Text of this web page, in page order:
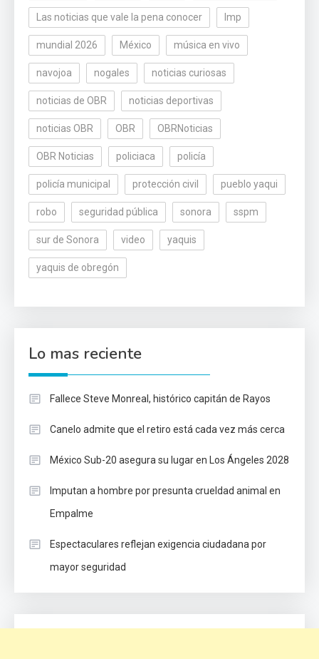
Las noticias que vale la pena conocer lmp
mundial 2026 México música en vivo
navojoa nogales noticias curiosas
noticias de OBR noticias deportivas
noticias OBR OBR OBRNoticias
OBR Noticias policiaca policía
policía municipal protección civil pueblo yaqui
robo seguridad pública sonora sspm
sur de Sonora video yaquis
yaquis de obregón
Lo mas reciente
Fallece Steve Monreal, histórico capitán de Rayos
Canelo admite que el retiro está cada vez más cerca
México Sub-20 asegura su lugar en Los Ángeles 2028
Imputan a hombre por presunta crueldad animal en
Empalme
Espectaculares reflejan exigencia ciudadana por
mayor seguridad